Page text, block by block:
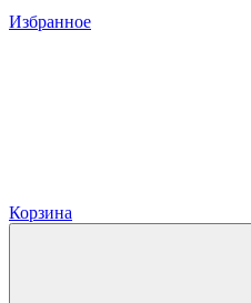
Избранное
Корзина